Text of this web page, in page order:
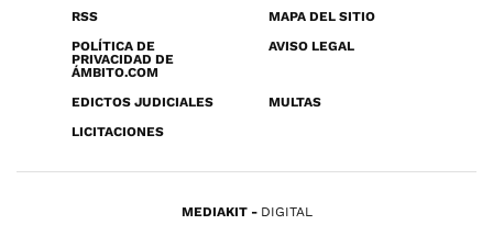
RSS
MAPA DEL SITIO
POLÍTICA DE
PRIVACIDAD DE
ÁMBITO.COM
AVISO LEGAL
EDICTOS JUDICIALES
MULTAS
LICITACIONES
MEDIAKIT DIGITAL